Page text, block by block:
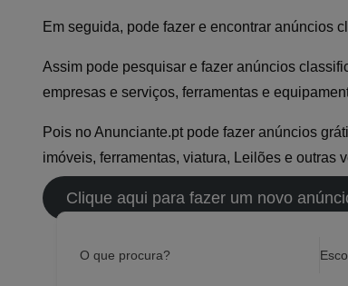
Em seguida, pode fazer e encontrar anúncios
Assim pode pesquisar e fazer anúncios
empresas e serviços, ferramentas e
Pois no Anunciante.pt pode fazer anúncios
imóveis, ferramentas, viatura, Leilões e outras
Clique aqui para fazer um novo
O que procura?